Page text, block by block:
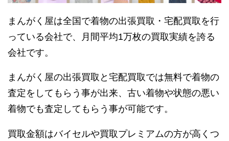
まんがく屋は全国で着物の出張買取・宅配買取を行
っている会社で、月間平均1万枚の買取実績を誇る
会社です。
まんがく屋の出張買取と宅配買取では無料で着物の
査定をしてもらう事が出来、古い着物や状態の悪い
着物でも査定してもらう事が可能です。
買取金額はバイセルや買取プレミアムの方が高くつ